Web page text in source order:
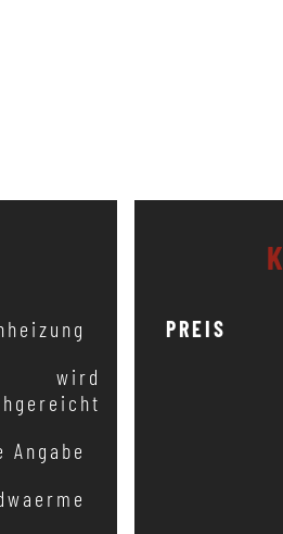
wird
Angabe
PREIS